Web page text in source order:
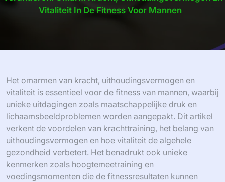
Vitaliteit In De Fitness Voor Mannen
Het omarmen van kracht, uithoudingsvermogen en
vitaliteit is essentieel voor de fitness van mannen, waarbij
unieke uitdagingen zoals maatschappelijke druk en
lichaamsbeeldproblemen worden aangepakt. Dit artikel
verkent de voordelen van krachttraining, het belang van
uithoudingsvermogen en hoe vitaliteit de algehele
gezondheid verbetert. Het benadrukt ook unieke
kenmerken zoals hoogtemeetraining en
voedingsmomenten die de fitnessresultaten kunnen